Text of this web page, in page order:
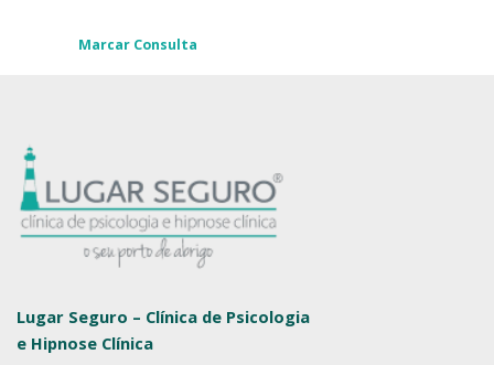
Marcar Consulta
Lugar Seguro – Clínica de Psicologia
e Hipnose Clínica